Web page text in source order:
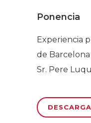
Ponencia
Experiencia
de Barcelona
Sr. Pere